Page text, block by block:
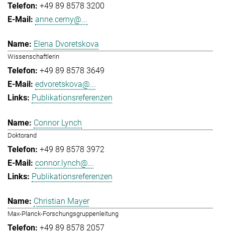
+49 89 8578 3200
anne.cerny@...
Elena Dvoretskova
Wissenschaftlerin
+49 89 8578 3649
edvoretskova@...
Publikationsreferenzen
Connor Lynch
Doktorand
+49 89 8578 3972
connor.lynch@...
Publikationsreferenzen
Christian Mayer
Max-Planck-Forschungsgruppenleitung
+49 89 8578 2057